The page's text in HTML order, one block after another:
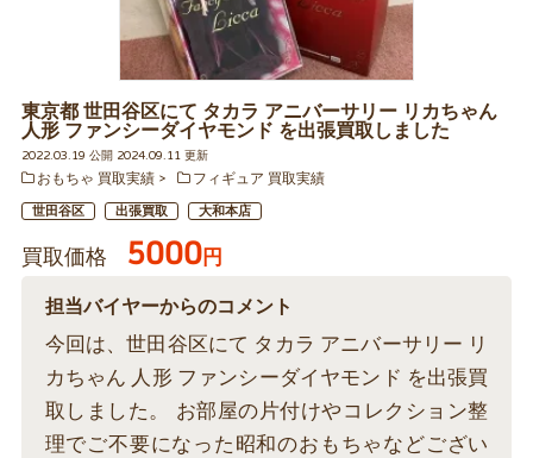
東京都 世田谷区にて タカラ アニバーサリー リカちゃん
人形 ファンシーダイヤモンド を出張買取しました
2022.03.19 公開 2024.09.11 更新
おもちゃ 買取実績
フィギュア 買取実績
世田谷区 出張買取 大和本店
買取価格 5000円
担当バイヤーからのコメント
今回は、世田谷区にて タカラ アニバーサリー リ
カちゃん 人形 ファンシーダイヤモンド を出張買
取しました。 お部屋の片付けやコレクション整
理でご不要になった昭和のおもちゃなどござい